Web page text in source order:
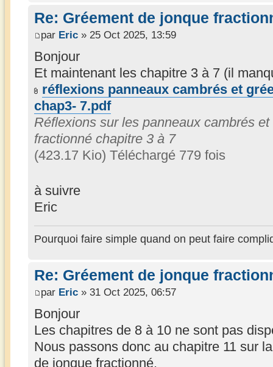
Re: Gréement de jonque
par Eric » 25 Oct 2025, 13:59
Bonjour
Et maintenant les chapitre 3 à 7 (il
réflexions panneaux cambrés et
chap3- 7.pdf
Réflexions sur les panneaux cambrés
fractionné chapitre 3 à 7
(423.17 Kio) Téléchargé 779 fois
à suivre
Eric
Pourquoi faire simple quand on peut faire
Re: Gréement de jonque
par Eric » 31 Oct 2025, 06:57
Bonjour
Les chapitres de 8 à 10 ne sont pas
Nous passons donc au chapitre 11 sur
de jonque fractionné.